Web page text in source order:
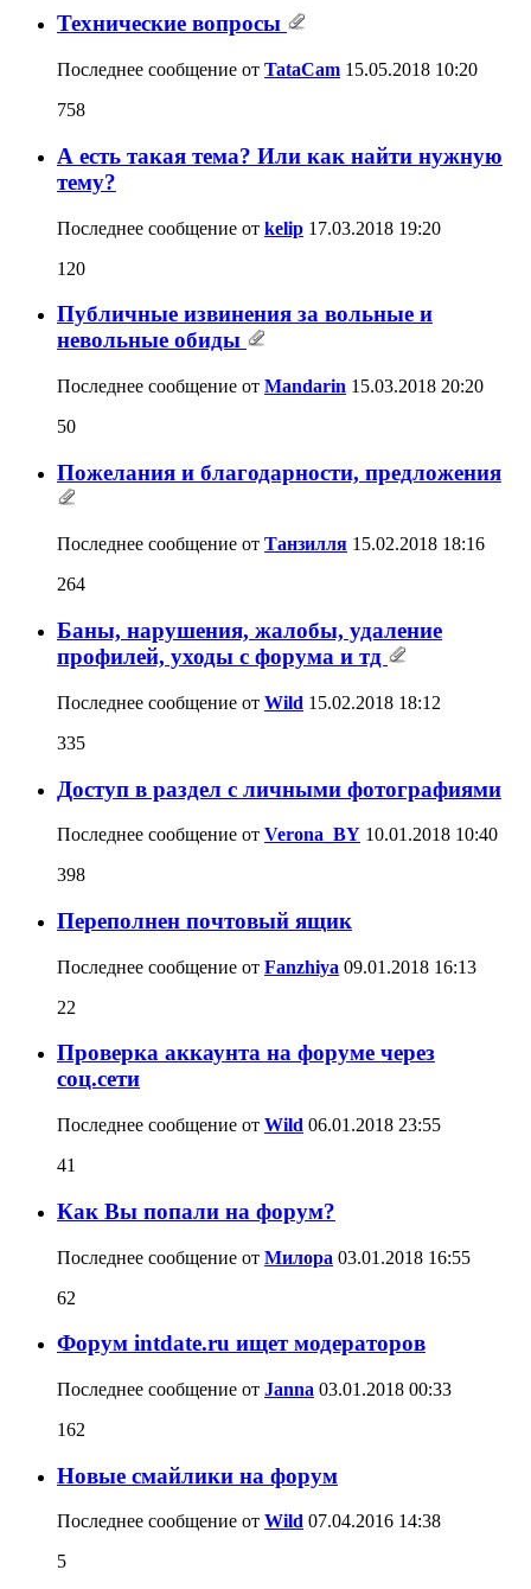
Технические вопросы
Последнее сообщение от TataCam 15.05.2018 10:20
758
А есть такая тема? Или как найти нужную
тему?
Последнее сообщение от kelip 17.03.2018 19:20
120
Публичные извинения за вольные и
невольные обиды
Последнее сообщение от Mandarin 15.03.2018 20:20
50
Пожелания и благодарности, предложения
Последнее сообщение от Танзилля 15.02.2018 18:16
264
Баны, нарушения, жалобы, удаление
профилей, уходы с форума и тд
Последнее сообщение от Wild 15.02.2018 18:12
335
Доступ в раздел с личными фотографиями
Последнее сообщение от Verona_BY 10.01.2018 10:40
398
Переполнен почтовый ящик
Последнее сообщение от Fanzhiya 09.01.2018 16:13
22
Проверка аккаунта на форуме через
соц.сети
Последнее сообщение от Wild 06.01.2018 23:55
41
Как Вы попали на форум?
Последнее сообщение от Милора 03.01.2018 16:55
62
Форум intdate.ru ищет модераторов
Последнее сообщение от Janna 03.01.2018 00:33
162
Новые смайлики на форум
Последнее сообщение от Wild 07.04.2016 14:38
5